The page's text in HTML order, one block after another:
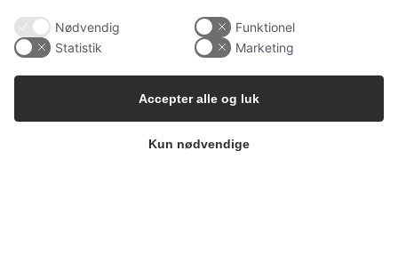
Kærlige hilsner fra Mette fra Babygarderoben
Nødvendig
Funktionel
Statistik
Marketing
Kun nødvendige
Accepter alle og luk